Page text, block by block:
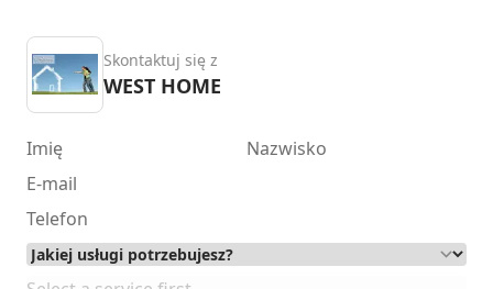
Skontaktuj się z
WEST HOME